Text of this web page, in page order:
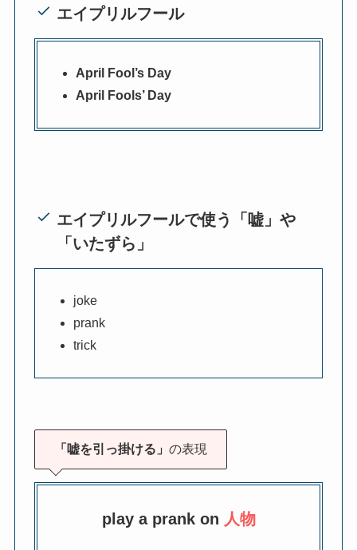
エイプリルフール
April Fool’s Day
April Fools’ Day
エイプリルフールで使う「嘘」や
「いたずら」
joke
prank
trick
「嘘を引っ掛ける」 の表現
play a prank on 人物